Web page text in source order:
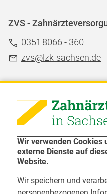
Wir verwenden Cookies
externe Dienste auf
Website.
Wir speichern und
ZVS -
0351 8066 - 360
zvs@lzk-sachsen.de
LAGZ -
Jugendzahnpflege des
Karriere